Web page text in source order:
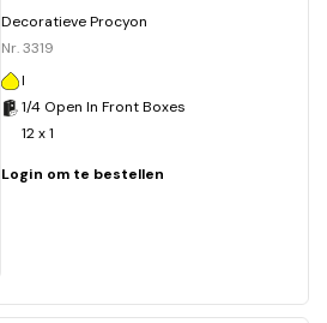
Decoratieve Procyon
Nr. 3319
I
1/4 Open In Front Boxes
12 x 1
Login om te bestellen